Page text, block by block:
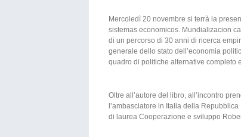
Mercoledì 20 novembre si terrà la
sistemas economicos. Mundializacion
di un percorso di 30 anni di ricerca
generale dello stato dell’economia
quadro di politiche alternative completo
Oltre all’autore del libro, all’incontro
l’ambasciatore in Italia della
di laurea Cooperazione e sviluppo